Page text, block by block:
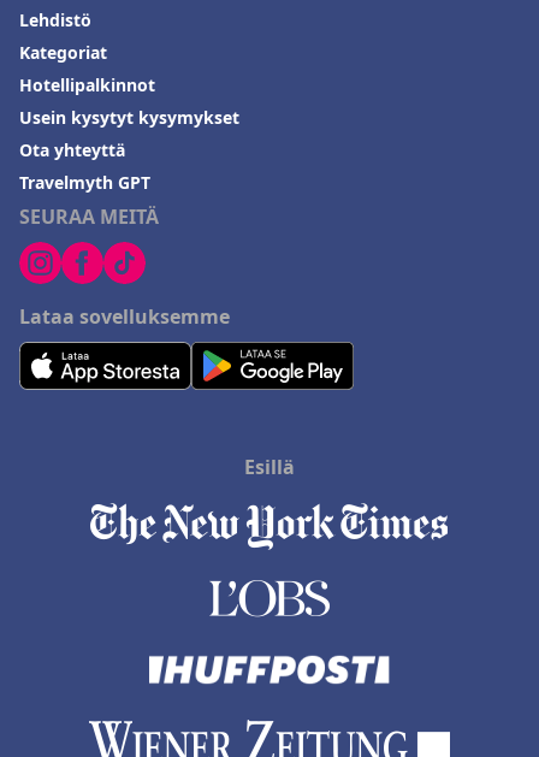
SEURAA MEITÄ
Lataa sovelluksemme
Lehdistö
Kategoriat
Hotellipalkinnot
Usein kysytyt kysymykset
Ota yhteyttä
Travelmyth GPT
Esillä